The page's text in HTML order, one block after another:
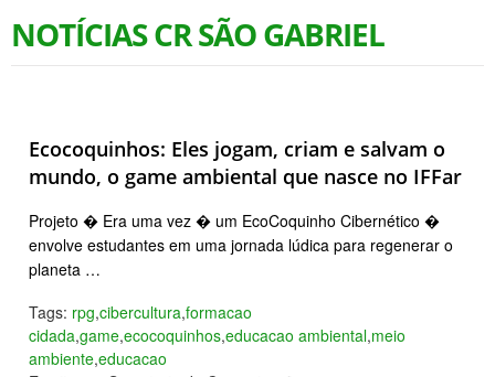
NOTÍCIAS CR SÃO GABRIEL
Ecocoquinhos: Eles jogam, criam e salvam o
mundo, o game ambiental que nasce no IFFar
Projeto � Era uma vez � um EcoCoquinho Cibernético �
envolve estudantes em uma jornada lúdica para regenerar o
planeta …
Tags: rpg,cibercultura,formacao
cidada,game,ecocoquinhos,educacao ambiental,meio
ambiente,educacao